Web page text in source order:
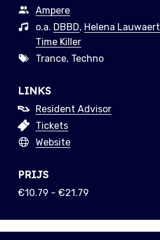
Ampere
o.a. DBBD, Helena Lauwaert
Time Killer
Trance, Techno
LINKS
Resident Advisor
Tickets
Website
PRIJS
€10.79 - €21.79